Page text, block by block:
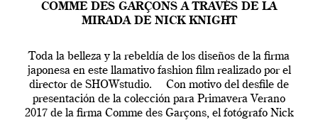
COMME DES GARÇONS A TRAVÉS DE LA
MIRADA DE NICK KNIGHT
Toda la belleza y la rebeldía de los diseños de la firma
japonesa en este llamativo fashion film realizado por el
director de SHOWstudio. Con motivo del desfile de
presentación de la colección para Primavera Verano
2017 de la firma Comme des Garçons, el fotógrafo Nick